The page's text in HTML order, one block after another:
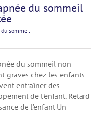
du sommeil
sommeil
du sommeil non
graves chez les enfants
entraîner des
de l'enfant. Retard
de l’enfant Un